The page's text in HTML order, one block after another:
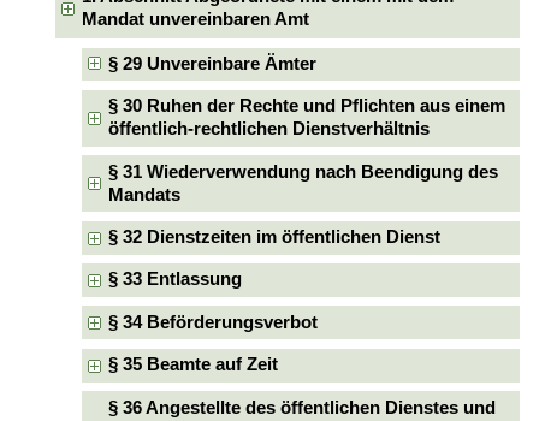
Mandat unvereinbaren Amt
§ 29 Unvereinbare Ämter
§ 30 Ruhen der Rechte und Pflichten aus einem
öffentlich-rechtlichen Dienstverhältnis
§ 31 Wiederverwendung nach Beendigung des
Mandats
§ 32 Dienstzeiten im öffentlichen Dienst
§ 33 Entlassung
§ 34 Beförderungsverbot
§ 35 Beamte auf Zeit
§ 36 Angestellte des öffentlichen Dienstes und